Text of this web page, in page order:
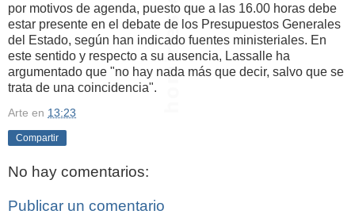
por motivos de agenda, puesto que a las 16.00 horas debe
estar presente en el debate de los Presupuestos Generales
del Estado, según han indicado fuentes ministeriales. En
este sentido y respecto a su ausencia, Lassalle ha
argumentado que "no hay nada más que decir, salvo que se
trata de una coincidencia".
Arte en 13:23
Compartir
No hay comentarios:
Publicar un comentario